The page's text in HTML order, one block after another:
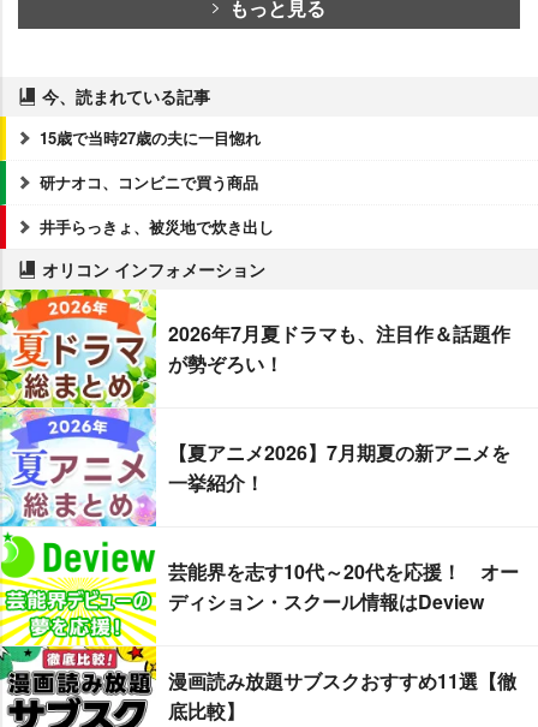
もっと見る
今、読まれている記事
15歳で当時27歳の夫に一目惚れ
研ナオコ、コンビニで買う商品
井手らっきょ、被災地で炊き出し
オリコン インフォメーション
2026年7月夏ドラマも、注目作＆話題作
が勢ぞろい！
【夏アニメ2026】7月期夏の新アニメを
一挙紹介！
芸能界を志す10代～20代を応援！ オー
ディション・スクール情報はDeview
漫画読み放題サブスクおすすめ11選【徹
底比較】